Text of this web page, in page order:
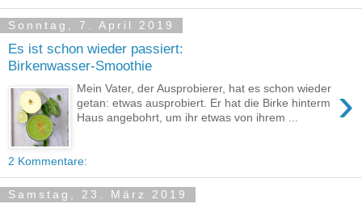
Sonntag, 7. April 2019
Es ist schon wieder passiert:
Birkenwasser-Smoothie
›
Mein Vater, der Ausprobierer, hat es schon wieder
getan: etwas ausprobiert. Er hat die Birke hinterm
Haus angebohrt, um ihr etwas von ihrem ...
2 Kommentare:
Samstag, 23. März 2019